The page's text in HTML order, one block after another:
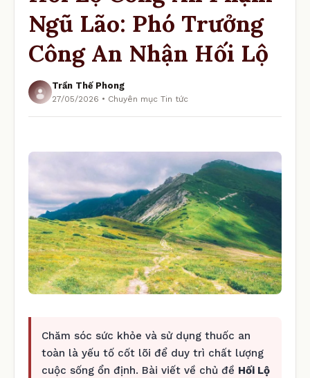
Ngũ Lão: Phó Trưởng
Công An Nhận Hối Lộ
Trần Thế Phong
27/05/2026 • Chuyên mục Tin tức
Chăm sóc sức khỏe và sử dụng thuốc an
toàn là yếu tố cốt lõi để duy trì chất lượng
cuộc sống ổn định. Bài viết về chủ đề Hối Lộ